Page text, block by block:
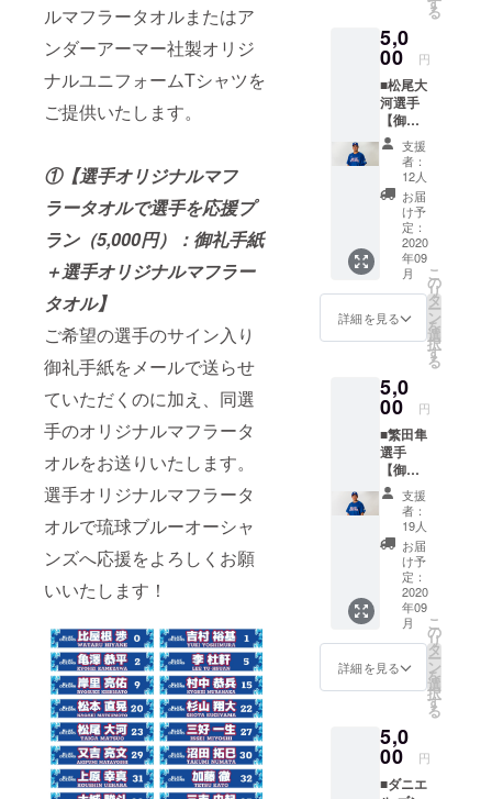
ルマフラータオルまたはア
ンダーアーマー社製オリジ
ナルユニフォームTシャツを
ご提供いたします。
①【選手オリジナルマフ
ラータオルで選手を応援プ
ラン（5,000円）：御礼手紙
＋選手オリジナルマフラー
タオル】
ご希望の選手のサイン入り
御礼手紙をメールで送らせ
ていただくのに加え、同選
手のオリジナルマフラータ
オルをお送りいたします。
選手オリジナルマフラータ
オルで琉球ブルーオーシャ
ンズへ応援をよろしくお願
いいたします！
お願い
いたし
ます。
※マフ
ラータ
オルの
デザイ
ンは変
更の可
能性も
ござい
ます。
琉球ブ
ルー
オー
シャン
ズを応
援した
いとい
う方は
こちら
よりご
支援を
よろし
くお願
いいた
しま
す。 以
下、ご
ます。
※マフ
ラータ
オルの
デザイ
ンは変
更の可
能性も
ござい
ます。
ルで送
らせて
いただ
くのに
加え、
亀澤恭
平選手
のオリ
ジナル
マフ
ラータ
オルを
お送り
いたし
ます。
亀澤恭
平選手
ラータ
オルで
琉球ブ
ルー
オー
シャン
ズを応
援した
いとい
う方は
こちら
よりご
支援を
よろし
くお願
いいた
しま
お願い
いたし
※マフ
る
5,0
00 円
■松尾大
河選手
【御礼
手紙＋
松尾大
河選手
オリジ
ナルマ
フラー
タオ
ル】 松
尾大河
選手の
サイン
入り御
礼手紙
ルで送
らせて
いただ
くのに
加え、
松尾大
河選手
のオリ
ジナル
マフ
ラータ
オルを
お送り
いたし
ます。
松尾大
河選手
ラータ
オルで
琉球ブ
ルー
支援
者：
12人
お届
け予
定：
2020
年09
月
詳細を見る
こ
の
リ
タ
ー
ン
を
選
択
す
る
5,0
00 円
■繁田隼
選手
【御礼
手紙＋
繁田隼
選手オ
リジナ
ルマフ
ラータ
オル】
繁田隼
選手の
サイン
入り御
礼手紙
をメー
らせて
いただ
くのに
加え、
支援
者：
19人
お届
け予
定：
2020
年09
月
詳細を見る
こ
の
リ
タ
ー
ン
を
選
択
す
る
5,0
00 円
■ダニエ